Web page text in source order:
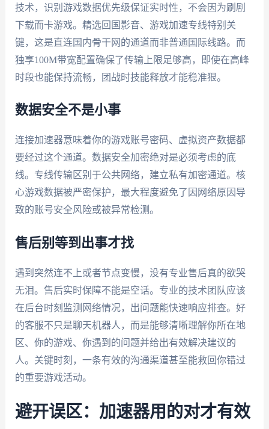
技术，识别游戏数据优先级保证实时性，不会因为刷剧
下载而卡游戏。精选回国影音、游戏加速专线特别关
键，这是直连国内骨干网的通道而非普通国际线路。而
独享100M带宽配置确保了传输上限足够高，即使在高峰
时段也能保持流畅，团战时技能释放才能稳准狠。
数据安全不是小事
连接加速器意味着你的游戏账号密码、虚拟资产数据都
要经过这个通道。数据安全加密绝对是必须考虑的底
线。专线传输区别于公共网络，建立私有加密通道。核
心游戏数据被严密保护，最大程度避免了因网络原因导
致的账号安全风险或被异常检测。
售后别等到出事才找
遇到突然连不上或者节点变慢，没有专业售后真的欲哭
无泪。售后实时保障不能是空话。专业的技术团队应该
在后台时刻监测网络情况，出问题能快速响应排查。好
的客服不只是聊天机器人，而是能够清晰理解你所在地
区、你的游戏、你遇到的问题并给出有效解决建议的
人。关键时刻，一条有效的沟通渠道甚至能救回你错过
的重要游戏活动。
避开误区：加速器用的对才有效